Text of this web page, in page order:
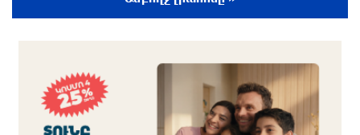
մենամարտի չեղարկման պատճառը
բացահայտվել է
2 ժամ առաջ